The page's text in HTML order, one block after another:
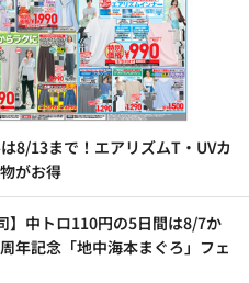
8/13まで！エアリズムT・UVカ
がお得
】中トロ110円の5日間は8/7か
年記念「地中海本まぐろ」フェ